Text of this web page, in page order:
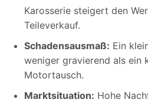
Karosserie steigert den
Teileverkauf.
Schadensausmaß: Ein
weniger gravierend als ein
Motortausch.
Marktsituation: Hohe